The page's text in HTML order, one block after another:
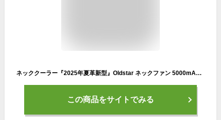
ネッククーラー『2025年夏革新型』Oldstar ネックファン 5000mAh 首掛け扇風機 LEDディスプレイ表示 携帯扇風機 瞬時冷却&熱中症対策 3段階風量調整 静音設計 超長時間連続稼働 折りたたみ式 羽なし自由角度調整可 Type -C充電式 遠足/自宅/家事などに最適 日本語取扱説明書付き（ブラック&ブラック）
この商品をサイトでみる